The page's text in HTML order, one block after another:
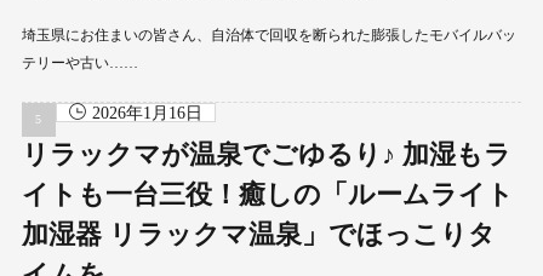
埼玉県にお住まいの皆さん、自治体で回収を断られた膨張したモバイルバッ
テリーや古い……
2026年1月16日
リラックマが温泉でごゆるり♪ 加湿もラ
イトも一台三役！癒しの「ルームライト
加湿器 リラックマ温泉」でほっこりタ